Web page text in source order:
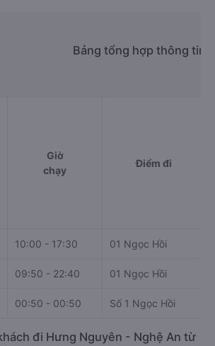
Bảng tổng hợp thông tin
Giờ
chạy
Điểm đi
10:00 - 17:30 01 Ngọc Hồi
09:50 - 22:40 01 Ngọc Hồi
00:50 - 00:50 Số 1 Ngọc Hồi
đi Hưng Nguyên - Nghệ An từ